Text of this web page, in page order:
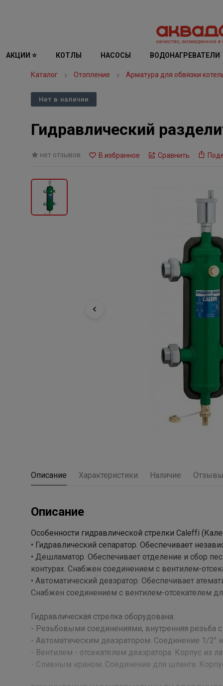
АКЦИИ ⭐ КОТЛЫ НАСОСЫ ВОДОНАГРЕВАТЕЛИ
Каталог Отопление Арматура для обвязки
Нет в наличии
Гидравлический
нет отзывов В избранное Сравнить
Описание Характеристики Наличие Отзывы
Описание
Особенности гидравлической стрелки Caleffi
• Гидравлический сепаратор. Обеспечивает
• Дешламатор. Обеспечивает отделение и сбор
контурах. Снабжен соединением с вентилем-
• Автоматический деаэратор. Обеспечивает
Снабжен соединением с вентилем-отсекателем
Гидравлическая стрелка оборудована:
- Резьбовыми соединениями, внутренняя резьба
- Автоматическим деаэратором. Соединение 1/2"
- Вентилем - отсекателем деаэратора. Корпус из
- Сливным краном. Соединение для шланга.